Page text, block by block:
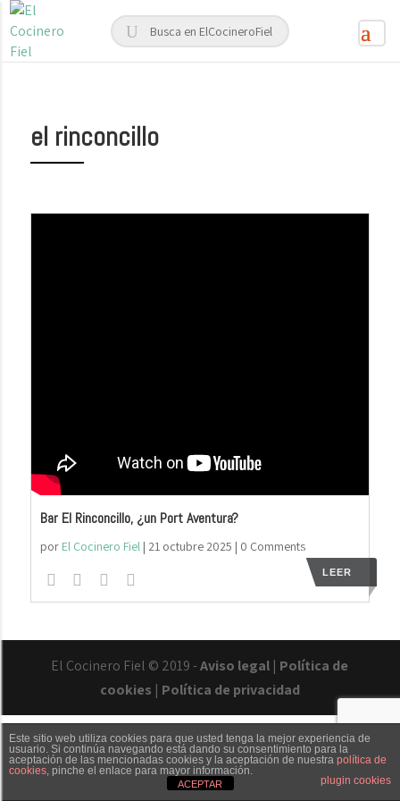
el rinconcillo
Bar El Rinconcillo, ¿un Port Aventura?
por El Cocinero Fiel| 21 octubre 2025 | 0 Comments
LEER
El Cocinero Fiel © 2019 -Aviso legal | Política de
cookies | Política de privacidad
Txaber Allué Redes sociales Contacto
Este sitio web utiliza cookies para que usted tenga la mejor experiencia de
usuario. Si continúa navegando está dando su consentimiento para la
aceptación de las mencionadas cookies y la aceptación de nuestra política de
cookies, pinche el enlace para mayor información.
plugin cookies
ACEPTAR